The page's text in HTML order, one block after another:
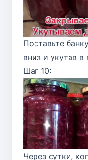
Поставьте
вниз и укутав в
Шаг 10:
Через сутки,